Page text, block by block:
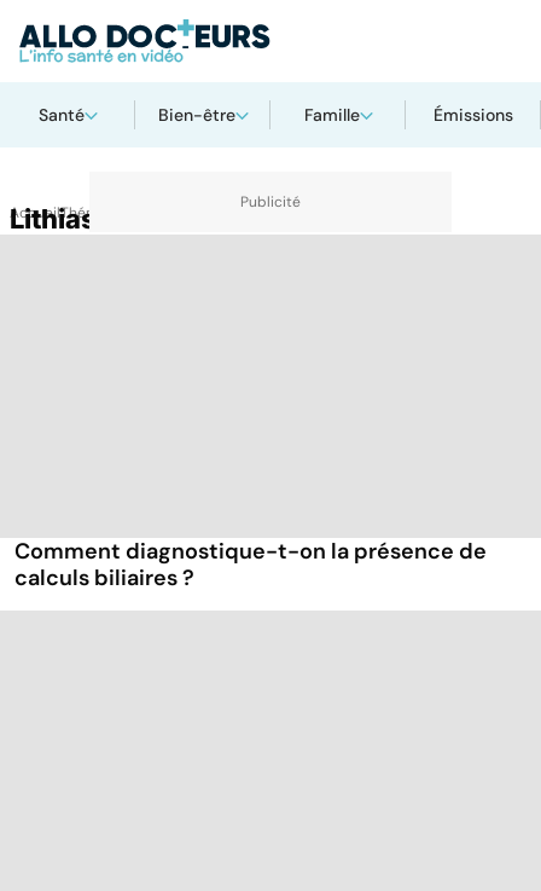
Santé Bien-être Famille Émissions
AccueilThématiques
Lithiase biliaire
Comment diagnostique-t-on la présence de
calculs biliaires ?